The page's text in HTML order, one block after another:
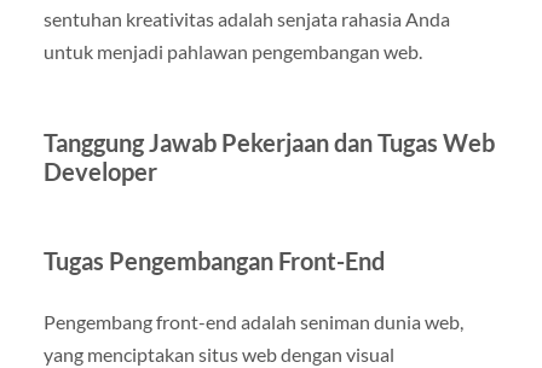
sentuhan kreativitas adalah senjata rahasia Anda
untuk menjadi pahlawan pengembangan web.
Tanggung Jawab Pekerjaan dan Tugas Web
Developer
Tugas Pengembangan Front-End
Pengembang front-end adalah seniman dunia web,
yang menciptakan situs web dengan visual